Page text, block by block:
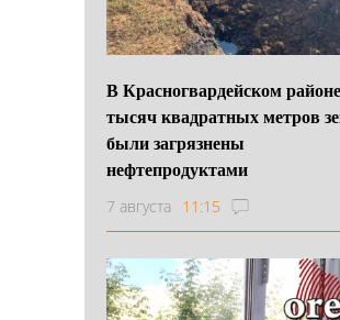
В Красногвардейском
тысяч квадратных метров
были загрязнены
нефтепродуктами
7 августа 11:15